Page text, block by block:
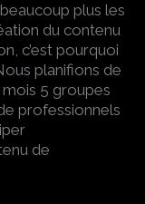
plus les
du contenu
c’est pourquoi
planifions de
5 groupes
professionnels
de